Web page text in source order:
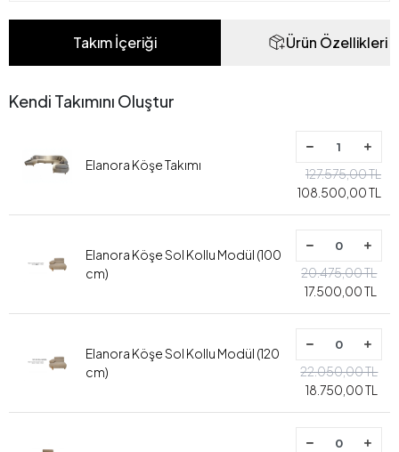
Takım İçeriği Ürün Özellikleri
Kendi Takımını Oluştur
Elanora Köşe Takımı
127.575,00 TL
108.500,00 TL
Elanora Köşe Sol Kollu Modül (100
cm)
20.475,00 TL
17.500,00 TL
Elanora Köşe Sol Kollu Modül (120
cm)
22.050,00 TL
18.750,00 TL